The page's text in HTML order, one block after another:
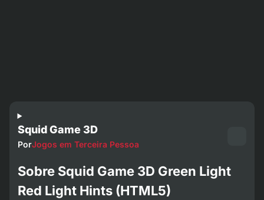
Squid Game 3D
PorJogos em Terceira Pessoa
Sobre Squid Game 3D Green Light
Red Light Hints (HTML5)